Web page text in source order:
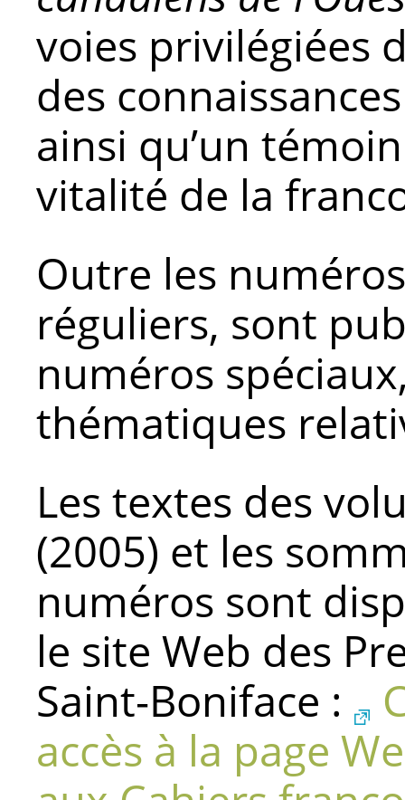
voies privilégiées
des
ainsi qu’un
vitalité de la
Outre les numéros
réguliers, sont
numéros
thématiques
Les textes des
(2005) et les
numéros sont
le site Web des
Saint-Boniface :
accès à la page